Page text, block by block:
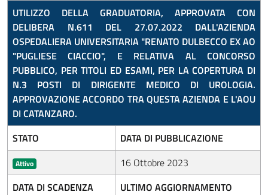
UTILIZZO DELLA GRADUATORIA, APPROVATA CON
DELIBERA N.611 DEL 27.07.2022 DALL'AZIENDA
OSPEDALIERA UNIVERSITARIA "RENATO DULBECCO EX AO
"PUGLIESE CIACCIO", E RELATIVA AL CONCORSO
PUBBLICO, PER TITOLI ED ESAMI, PER LA COPERTURA DI
N.3 POSTI DI DIRIGENTE MEDICO DI UROLOGIA.
APPROVAZIONE ACCORDO TRA QUESTA AZIENDA E L'AOU
DI CATANZARO.
STATO
DATA DI PUBBLICAZIONE
Attivo
16 Ottobre 2023
DATA DI SCADENZA
ULTIMO AGGIORNAMENTO